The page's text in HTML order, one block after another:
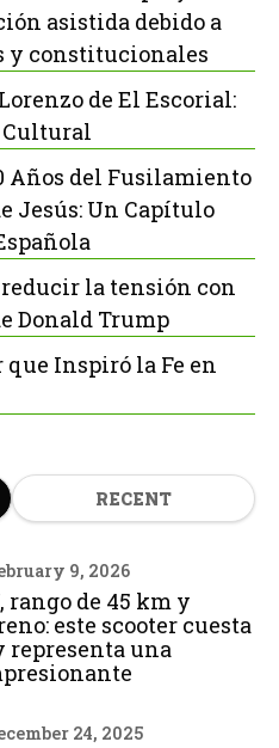
asistida debido a
y constitucionales
de El Escorial:
Cultural
Años del Fusilamiento
Jesús: Un Capítulo
reducir la tensión con
Donald Trump
Inspiró la Fe en
RECENT
9, 2026
rango de 45 km y
este scooter cuesta
representa una
24, 2025